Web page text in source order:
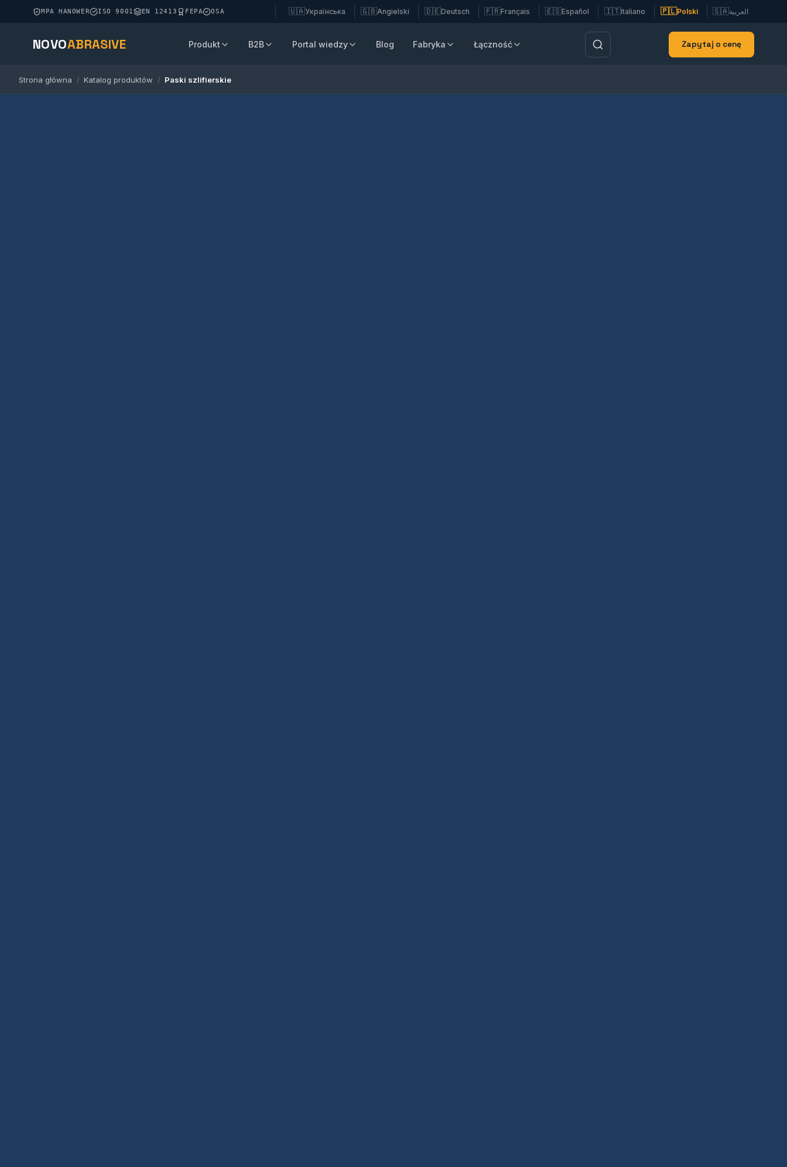
MPA HANOWER ISO 9001 EN 12413 FEPA OSA 🇺🇦Українська 🇬🇧Angielski 🇩🇪Deutsch 🇫🇷Français 🇪🇸Español 🇮🇹Italiano 🇵🇱Polski 🇸🇦العربية
NOVOABRASIVE Produkt B2B Portal wiedzy Blog Fabryka Łączność Zapytaj o cenę
Strona główna / Katalog produktów / Paski szlifierskie